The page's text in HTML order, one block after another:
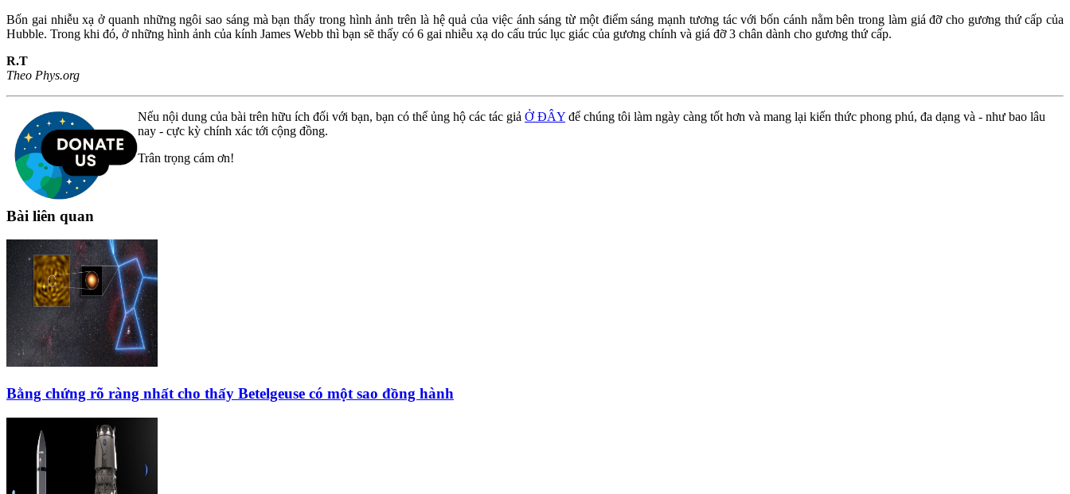
Bốn gai nhiễu xạ ở quanh những ngôi sao sáng mà bạn thấy trong hình ảnh trên là hệ quả của việc ánh sáng từ một điểm sáng mạnh tương tác với bốn cánh nằm bên trong làm giá đỡ cho gương thứ cấp của
Hubble. Trong khi đó, ở những hình ảnh của kính James Webb thì bạn sẽ thấy có 6 gai nhiễu xạ do cấu trúc lục giác của gương chính và giá đỡ 3 chân dành cho gương thứ cấp.
R.T
Theo Phys.org
Nếu nội dung của bài trên hữu ích đối với bạn, bạn có thể ủng hộ các tác giả Ở ĐÂY để chúng tôi làm ngày càng tốt hơn và mang lại kiến thức phong phú, đa dạng và - như bao lâu
nay - cực kỳ chính xác tới cộng đồng.
Trân trọng cám ơn!
Bài liên quan
Bằng chứng rõ ràng nhất cho thấy Betelgeuse có một sao đồng hành